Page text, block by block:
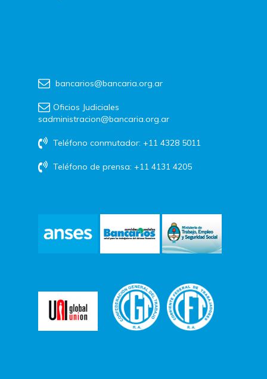
bancarios@bancaria.org.ar
Oficios Judiciales
sadministracion@bancaria.org.ar
Teléfono conmutador: +11 4328 5011
Teléfono de prensa: +11 4131 4205